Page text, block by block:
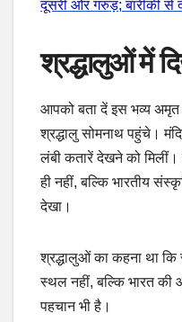
दूसरी ओर गरुड़; बारीकी से
श्रद्धालुओं में
आपको बता दें इस भव्य अमृत
श्रद्धालु सोमनाथ पहुंचे।
लंबी कतारें देखने को मिलीं।
ही नहीं, बल्कि भारतीय
देखा।
श्रद्धालुओं का कहना था कि
स्थल नहीं, बल्कि भारत की
पहचान भी है।